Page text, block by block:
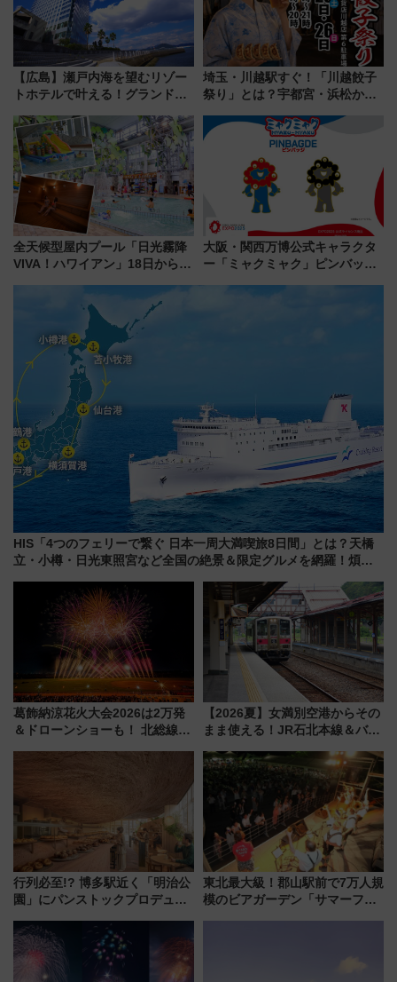
【広島】瀬戸内海を望むリゾー
トホテルで叶える！グランドプ
ディング＆カジュアルパーティ
ープラン
埼玉・川越駅すぐ！「川越餃子
祭り」とは？宇都宮・浜松から
を食べ比べ【7月25日・26日開
催】
全天候型屋内プール「日光霧降
VIVA！ハワイアン」18日から営
ァミリーから大人まで幅広い世
代が一日中楽しる夏のリゾート
を楽しんで
大阪・関西万博公式キャラクタ
ー「ミャクミャク」ピンバッジ
HIS「4つのフェリーで繋ぐ 日本一周大満喫旅8日間」とは？天橋
立・小樽・日光東照宮など全国の絶景＆限定グルメを網羅！煩雑
葛飾納涼花火大会2026は2万発
＆ドローンショーも！ 北総線を
【2026夏】女満別空港からその
まま使える！JR石北本線＆バス
ーパス」でおトクに道東観光
（8/3発売）
行列必至!? 博多駅近く「明治公
園」にパンストックプロデュー
オープン 秋からはビストロ営業
も！
東北最大級！郡山駅前で7万人規
模のビアガーデン「サマーフェ